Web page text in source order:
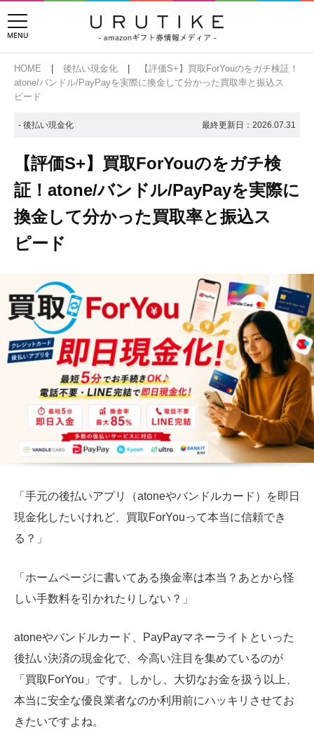
HOME 後払い現金化
【評価S+】買取ForYouのをガチ検証！
atone/バンドル/PayPayを実際に換金して分かった買取率と振込ス
ピード
- 後払い現金化 最終更新日： 2026.07.31
【評価S+】買取ForYouのをガチ検
証！atone/バンドル/PayPayを実際に
換金して分かった買取率と振込ス
ピード
「手元の後払いアプリ（atoneやバンドルカード）を即日
現金化したいけれど、買取ForYouって本当に信頼でき
る？」
「ホームページに書いてある換金率は本当？あとから怪
しい手数料を引かれたりしない？」
atoneやバンドルカード、PayPayマネーライトといった
後払い決済の現金化で、今高い注目を集めているのが
「買取ForYou」です。しかし、大切なお金を扱う以上、
本当に安全な優良業者なのか利用前にハッキリさせてお
きたいですよね。